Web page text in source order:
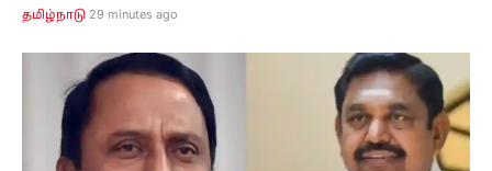
தமிழ்நாடு 29 minutes ago